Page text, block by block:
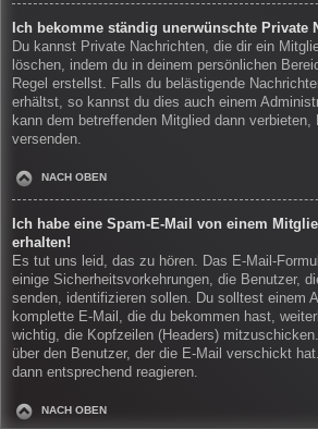
Ich bekomme ständig unerwünschte Private
Du kannst Private Nachrichten, die dir ein
löschen, indem du in deinem persönlichen
Regel erstellst. Falls du belästigende
erhältst, so kannst du dies auch einem
kann dem betreffenden Mitglied dann
versenden.
NACH OBEN
Ich habe eine Spam-E-Mail von einem
erhalten!
Es tut uns leid, das zu hören. Das E-Mail-
einige Sicherheitsvorkehrungen, die Benutzer,
senden, identifizieren sollen. Du solltest einem
komplette E-Mail, die du bekommen hast,
wichtig, die Kopfzeilen (Headers)
über den Benutzer, der die E-Mail verschickt
dann entsprechend reagieren.
NACH OBEN